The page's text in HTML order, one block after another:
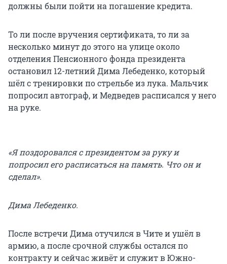
должны были пойти на погашение кредита.
То ли после вручения сертификата, то ли за
несколько минут до этого на улице около
отделения Пенсионного фонда президента
остановил 12-летний Дима Лебеденко, который
шёл с тренировки по стрельбе из лука. Мальчик
попросил автограф, и Медведев расписался у него
на руке.
«Я поздоровался с президентом за руку и
попросил его расписаться на память. Что он и
сделал».
Дима Лебеденко.
После встречи Дима отучился в Чите и ушёл в
армию, а после срочной службы остался по
контракту и сейчас живёт и служит в Южно-